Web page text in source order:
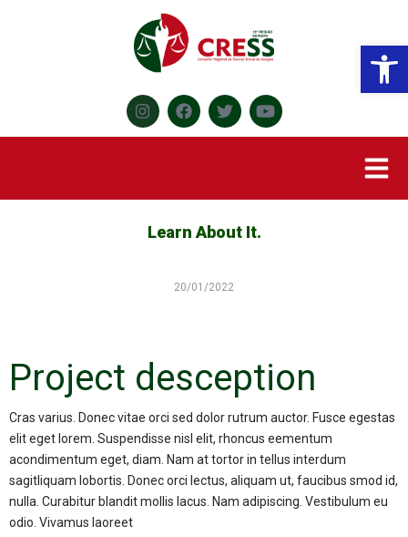
Learn About It.
20/01/2022
Project desception
Cras varius. Donec vitae orci sed dolor rutrum auctor. Fusce egestas
elit eget lorem. Suspendisse nisl elit, rhoncus eementum
acondimentum eget, diam. Nam at tortor in tellus interdum
sagitliquam lobortis. Donec orci lectus, aliquam ut, faucibus smod id,
nulla. Curabitur blandit mollis lacus. Nam adipiscing. Vestibulum eu
odio. Vivamus laoreet